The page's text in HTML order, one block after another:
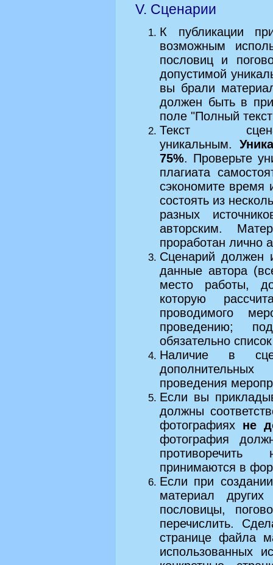
V. Сценарии
К публикации
возможным
пословиц и
допустимой
вы брали
должен быть в
поле "Полный
Текст
уникальным.
75%. Проверьте
плагиата
сэкономите
состоять из
разных
авторским.
проработан лично
Сценарий должен
данные автора
место работы,
которую
проводимого
проведению;
обязательно
Наличие в
проведения
Если вы
должны
фотографиях не
фотография
принимаются в
Если при
материал
пословицы,
перечислить.
странице файла
использованных